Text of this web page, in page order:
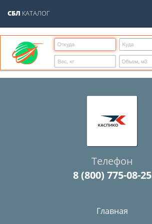
СБЛ КАТАЛОГ
Телефон
8 (800) 775-08-25
Главная